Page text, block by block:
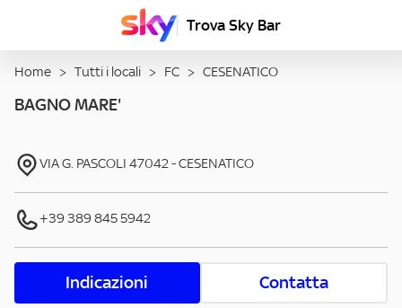
Trova Sky Bar
Home > Tutti i locali > FC > CESENATICO
BAGNO MARE'
VIA G. PASCOLI 47042-CESENATICO
+39 389 845 5942
Indicazioni Contatta